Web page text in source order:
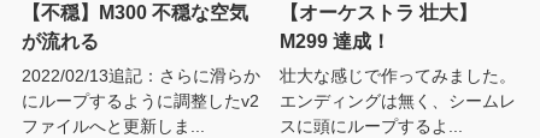
【不穏】M300 不穏な空気
が流れる
2022/02/13追記：さらに滑らか
にループするように調整したv2
ファイルへと更新しま...
【オーケストラ 壮大】
M299 達成！
壮大な感じで作ってみました。
エンディングは無く、シームレ
スに頭にループするよ...